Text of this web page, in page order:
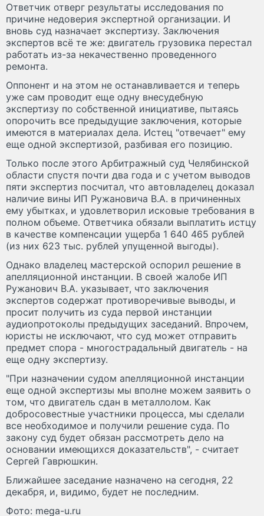
Ответчик отверг результаты исследования по
причине недоверия экспертной организации. И
вновь суд назначает экспертизу. Заключения
экспертов всё те же: двигатель грузовика перестал
работать из-за некачественно проведенного
ремонта.
Оппонент и на этом не останавливается и теперь
уже сам проводит еще одну внесудебную
экспертизу по собственной инициативе, пытаясь
опорочить все предыдущие заключения, которые
имеются в материалах дела. Истец "отвечает" ему
еще одной экспертизой, разбивая его позицию.
Только после этого Арбитражный суд Челябинской
области спустя почти два года и с учетом выводов
пяти экспертиз посчитал, что автовладелец доказал
наличие вины ИП Ружановича В.А. в причиненных
ему убытках, и удовлетворил исковые требования в
полном объеме. Ответчика обязали выплатить истцу
в качестве компенсации ущерба 1 640 465 рублей
(из них 623 тыс. рублей упущенной выгоды).
Однако владелец мастерской оспорил решение в
апелляционной инстанции. В своей жалобе ИП
Ружанович В.А. указывает, что заключения
экспертов содержат противоречивые выводы, и
просит получить из суда первой инстанции
аудиопротоколы предыдущих заседаний. Впрочем,
юристы не исключают, что суд может отправить
предмет спора - многострадальный двигатель - на
еще одну экспертизу.
"При назначении судом апелляционной инстанции
еще одной экспертизы мы вполне можем заявить о
том, что двигатель сдан в металлолом. Как
добросовестные участники процесса, мы сделали
все необходимое и получили решение суда. По
закону суд будет обязан рассмотреть дело на
основании имеющихся доказательств", - считает
Сергей Гаврюшкин.
Ближайшее заседание назначено на сегодня, 22
декабря, и, видимо, будет не последним.
Фото: mega-u.ru